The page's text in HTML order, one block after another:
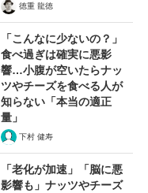
徳重 龍徳
「こんなに少ないの？」
食べ過ぎは確実に悪影
響…小腹が空いたらナッ
ツやチーズを食べる人が
知らない「本当の適正
量」
下村 健寿
「老化が加速」「脳に悪
影響も」ナッツやチーズ